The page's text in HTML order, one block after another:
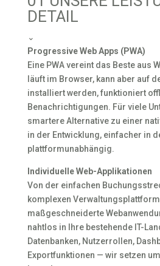
DETAIL
⌄
Progressive Web Apps (PWA)
Eine PWA vereint das Beste aus
läuft im Browser, kann aber auf
installiert werden, funktioniert
Benachrichtigungen. Für viele
smartere Alternative zu einer
in der Entwicklung, einfacher in
plattformunabhängig.
Individuelle Web-Applikationen
Von der einfachen
komplexen
maßgeschneiderte
nahtlos in Ihre bestehende IT-
Datenbanken, Nutzerrollen,
Exportfunktionen — wir setzen